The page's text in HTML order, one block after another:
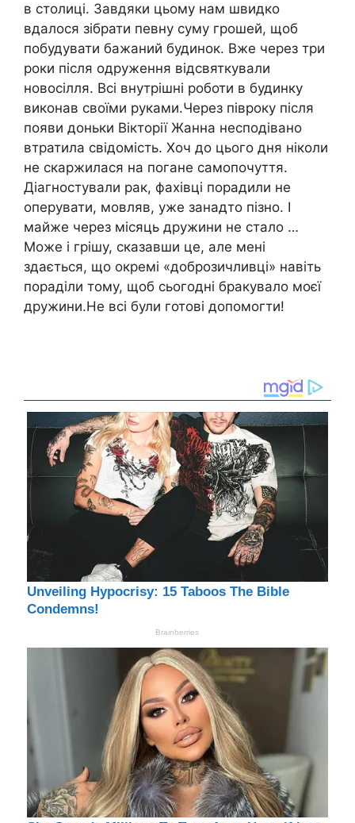
в столиці. Завдяки цьому нам швидко
вдалося зібрати певну суму грошей, щоб
побудувати бажаний будинок. Вже через три
роки після одруження відсвяткували
новосілля. Всі внутрішні роботи в будинку
виконав своїми руками.Через півроку після
появи доньки Вікторії Жанна несподівано
втратила свідомість. Хоч до цього дня ніколи
не скаржилася на погане самопочуття.
Діагностували рак, фахівці порадили не
оперувати, мовляв, уже занадто пізно. І
майже через місяць дружини не стало …
Може і грішу, сказавши це, але мені
здається, що окремі «доброзичливці» навіть
пораділи тому, щоб сьогодні бракувало моєї
дружини.Не всі були готові допомогти!